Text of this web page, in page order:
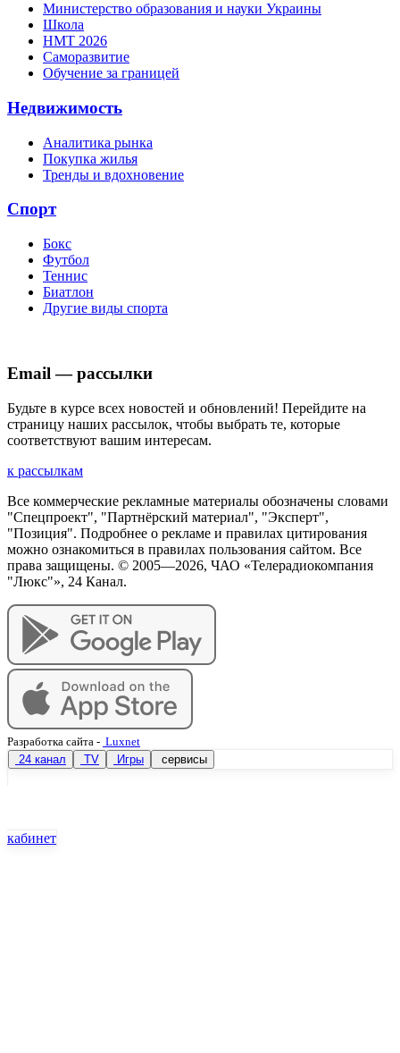
Министерство образования и науки Украины
Школа
НМТ 2026
Саморазвитие
Обучение за границей
Недвижимость
Аналитика рынка
Покупка жилья
Тренды и вдохновение
Спорт
Бокс
Футбол
Теннис
Биатлон
Другие виды спорта
Email — рассылки
Будьте в курсе всех новостей и обновлений! Перейдите на
страницу наших рассылок, чтобы выбрать те, которые
соответствуют вашим интересам.
к рассылкам
Все коммерческие рекламные материалы обозначены словами
"Спецпроект", "Партнёрский материал", "Эксперт",
"Позиция". Подробнее о рекламе и правилах цитирования
можно ознакомиться в правилах пользования сайтом. Все
права защищены. © 2005—2026, ЧАО «Телерадиокомпания
"Люкс"», 24 Канал.
Разработка сайта - Luxnet
24 канал
TV Игры сервисы
кабинет